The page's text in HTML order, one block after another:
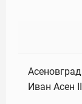
Иван Асен